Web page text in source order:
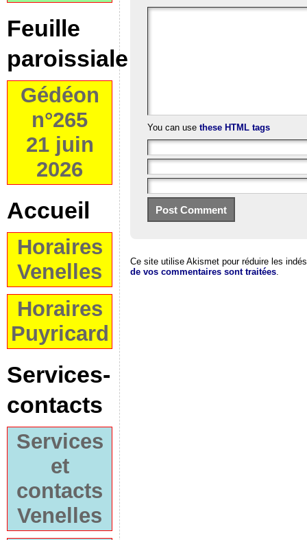
Feuille
paroissiale
Gédéon
n°265
21 juin
2026
Accueil
Horaires
Venelles
Horaires
Puyricard
Services-
contacts
Services
et
contacts
Venelles
You can use these HTML tags
Ce site utilise Akismet pour réduire les
de vos commentaires sont traitées.